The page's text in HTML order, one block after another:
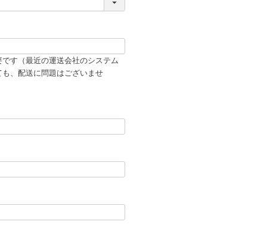
す（最近の運送会社のシステム
、配送に問題はございませ